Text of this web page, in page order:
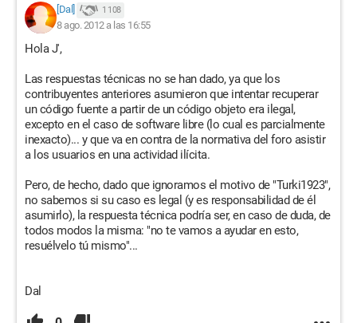
[Dal] 1 108
8 ago. 2012 a las 16:55
Hola J',
Las respuestas técnicas no se han dado, ya que los
contribuyentes anteriores asumieron que intentar recuperar
un código fuente a partir de un código objeto era ilegal,
excepto en el caso de software libre (lo cual es parcialmente
inexacto)... y que va en contra de la normativa del foro asistir
a los usuarios en una actividad ilícita.
Pero, de hecho, dado que ignoramos el motivo de "Turki1923",
no sabemos si su caso es legal (y es responsabilidad de él
asumirlo), la respuesta técnica podría ser, en caso de duda, de
todos modos la misma: "no te vamos a ayudar en esto,
resuélvelo tú mismo"...
Dal